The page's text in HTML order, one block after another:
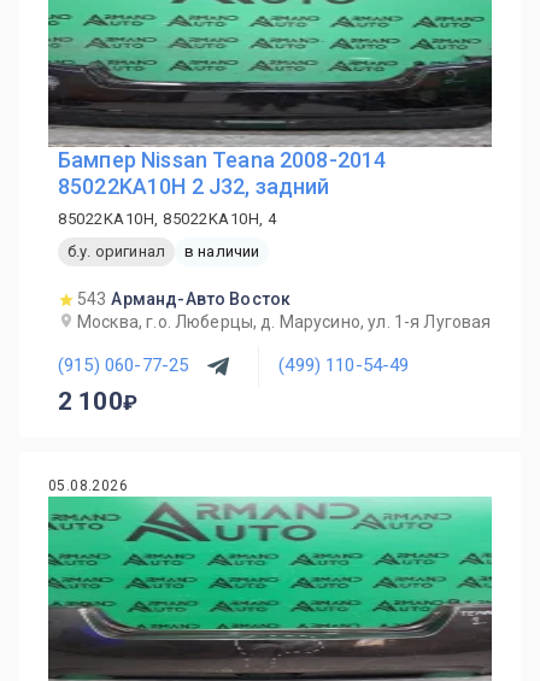
Бампер Nissan Teana 2008-2014
85022KA10H 2 J32, задний
85022KA10H, 85022KA10H, 4
б.у. оригинал
в наличии
543 Арманд-Авто Восток
Москва, г.о. Люберцы, д. Марусино, ул. 1-я Луговая
(915) 060-77-25 (499) 110-54-49
2 100
05.08.2026